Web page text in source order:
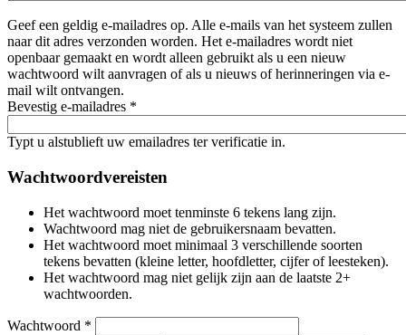
Geef een geldig e-mailadres op. Alle e-mails van het systeem zullen
naar dit adres verzonden worden. Het e-mailadres wordt niet
openbaar gemaakt en wordt alleen gebruikt als u een nieuw
wachtwoord wilt aanvragen of als u nieuws of herinneringen via e-
mail wilt ontvangen.
Bevestig e-mailadres *
Typt u alstublieft uw emailadres ter verificatie in.
Wachtwoordvereisten
Het wachtwoord moet tenminste 6 tekens lang zijn.
Wachtwoord mag niet de gebruikersnaam bevatten.
Het wachtwoord moet minimaal 3 verschillende soorten
tekens bevatten (kleine letter, hoofdletter, cijfer of leesteken).
Het wachtwoord mag niet gelijk zijn aan de laatste 2+
wachtwoorden.
Wachtwoord *